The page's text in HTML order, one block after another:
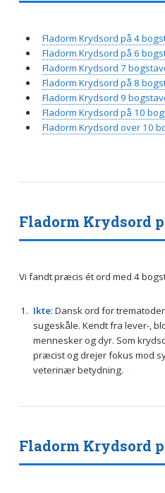
Fladorm Krydsord
Vi fandt præcis ét ord med 4
Ikte: Dansk ord for
sugeskåle. Kendt fra lever-,
mennesker og dyr. Som
præcist og drejer fokus mod
veterinær betydning.
Fladorm Krydsord
Fladorm Krydsord på 4
Fladorm Krydsord på 6
Fladorm Krydsord 7
Fladorm Krydsord på 8
Fladorm Krydsord 9
Fladorm Krydsord på 10
Fladorm Krydsord over 10